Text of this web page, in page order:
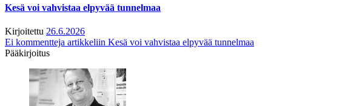
Kesä voi vahvistaa elpyvää tunnelmaa
Kirjoitettu 26.6.2026
Ei kommentteja artikkeliin Kesä voi vahvistaa elpyvää tunnelmaa
Pääkirjoitus